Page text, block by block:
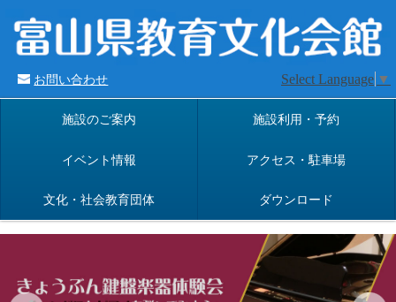
お問い合わせ Select Language ▼
施設のご案内 施設利用・予約
イベント情報 アクセス・駐車場
文化・社会教育団体 ダウンロード